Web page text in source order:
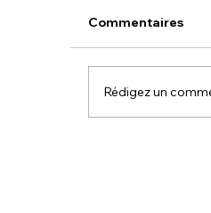
Commentaires
Rédigez un